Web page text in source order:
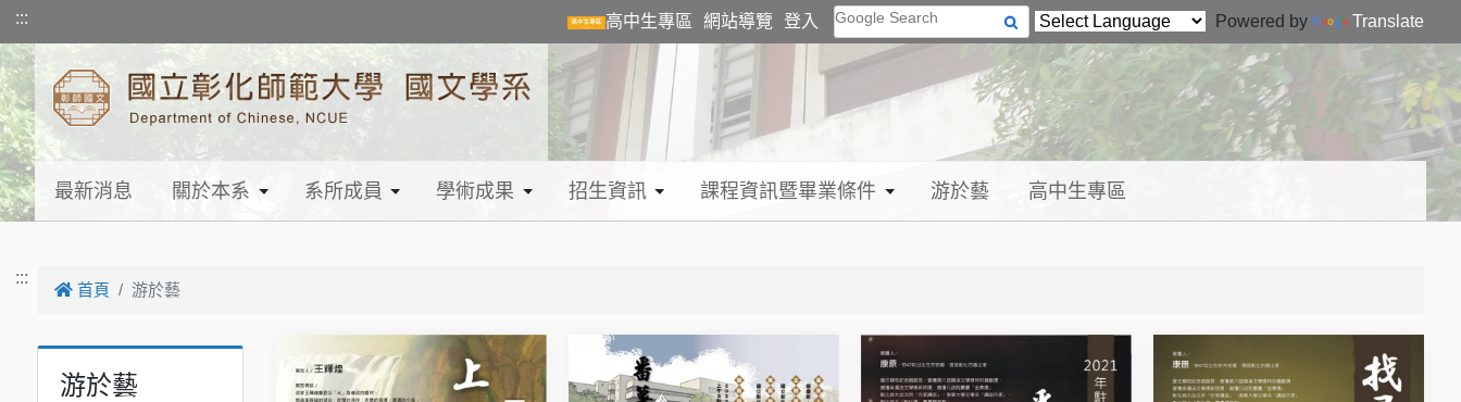
跳到主要內容
::: 高中生專區 網站導覽 登入 Google Search Powered by Translate
最新消息 關於本系 系所成員 學術成果 招生資訊 課程資訊暨畢業條件 游於藝 高中生專區
:::
首頁 游於藝
游於藝